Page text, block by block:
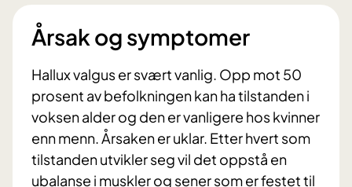
Årsak og symptomer
Hallux valgus er svært vanlig. Opp mot 50
prosent av befolkningen kan ha tilstanden i
voksen alder og den er vanligere hos kvinner
enn menn. Årsaken er uklar. Etter hvert som
tilstanden utvikler seg vil det oppstå en
ubalanse i muskler og sener som er festet til